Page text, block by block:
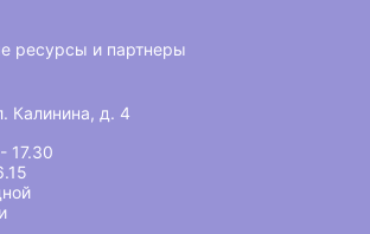
ресурсы и партнеры
Калинина, д. 4
17.30